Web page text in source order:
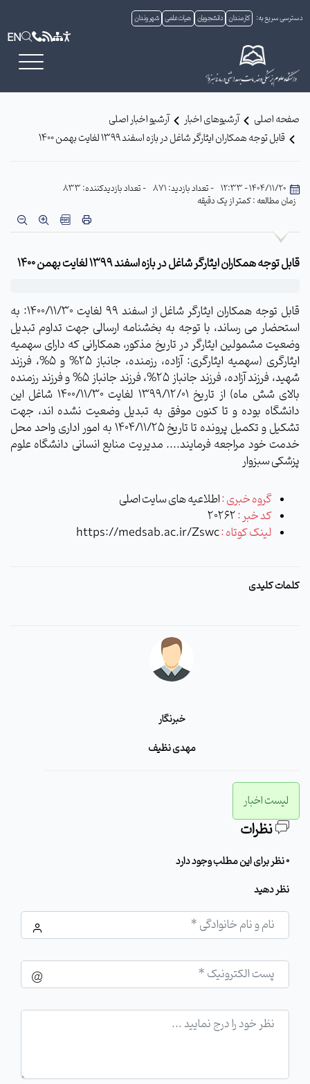
دسترسی سریع به: کارمندان دانشجویان هیات علمی شهروندان
EN
صفحه اصلی آرشیوهای اخبار
آرشیو اخبار اصلی
قابل توجه همکاران ایثارگر شاغل در بازه اسفند ۱۳۹۹ لغایت بهمن ۱۴۰۰
1404/11/20 - 12:33 - تعداد بازدید: 871
- تعداد بازدیدکننده: 833
زمان مطالعه : کمتر از یک دقیقه
قابل توجه همکاران ایثارگر شاغل در بازه اسفند ۱۳۹۹ لغایت بهمن ۱۴۰۰
قابل توجه همکاران ایثارگر شاغل از اسفند 99 لغایت 1400/11/30: به
استحضار می رساند، با توجه به بخشنامه ارسالی جهت تداوم تبدیل
وضعیت مشمولین ایثارگر در تاریخ مذکور، همکارانی که دارای سهمیه
ایثارگری (سهمیه ایثارگری: آزاده، رزمنده، جانباز 25% و 5%، فرزند
شهید، فرزند آزاده، فرزند جانباز 25%، فرزند جانباز 5% و فرزند رزمنده
بالای شش ماه) از تاریخ ۱۳۹۹/۱۲/۰۱ لغایت 1400/11/30 شاغل این
دانشگاه بوده و تا کنون موفق به تبدیل وضعیت نشده اند، جهت
تشکیل و تکمیل پرونده تا تاریخ ۱۴۰۴/۱۱/۲۵ به امور اداری واحد محل
خدمت خود مراجعه فرمایند.... مدیریت منابع انسانی دانشگاه علوم
پزشکی سبزوار
گروه خبری :اطلاعیه های سایت اصلی
کد خبر :20262
لینک کوتاه :https://medsab.ac.ir/Zswc
کلمات کلیدی
خبرنگار
مهدی نظیف
لیست اخبار
نظرات
0 نظر برای این مطلب وجود دارد
نظر دهید